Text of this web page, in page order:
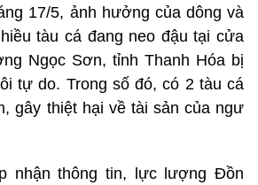
17/5, ảnh hưởng của dông và
tàu cá đang neo đậu tại cửa
Ngọc Sơn, tỉnh Thanh Hóa bị
tự do. Trong số đó, có 2 tàu cá
gây thiệt hại về tài sản của ngư
nhận thông tin, lực lượng Đồn